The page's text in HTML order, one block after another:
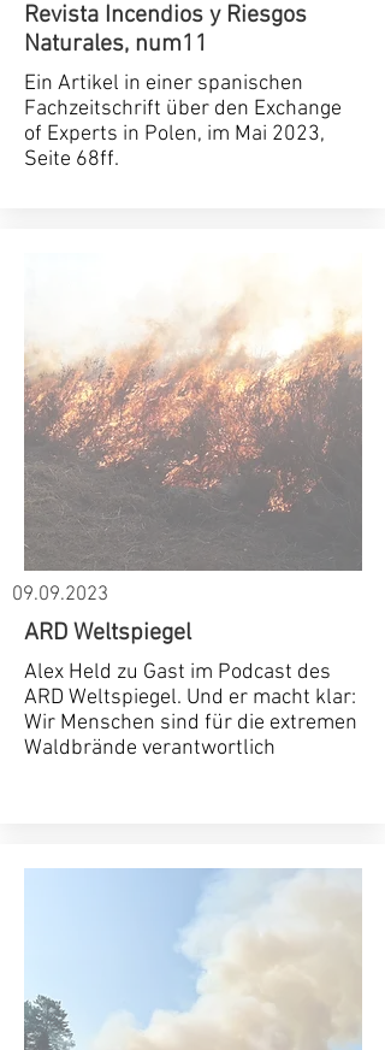
Revista Incendios y Riesgos
Naturales, num11
Ein Artikel in einer spanischen
Fachzeitschrift über den Exchange
of Experts in Polen, im Mai 2023,
Seite 68ff.
09.09.2023
ARD Weltspiegel
Alex Held zu Gast im Podcast des
ARD Weltspiegel. Und er macht klar:
Wir Menschen sind für die extremen
Waldbrände verantwortlich